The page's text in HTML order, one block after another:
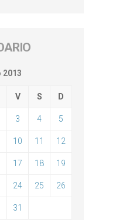
2013
V S D
3 4 5
10 11 12
17 18 19
24 25 26
31